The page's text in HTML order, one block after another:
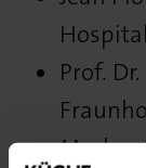
Prof.
Markus